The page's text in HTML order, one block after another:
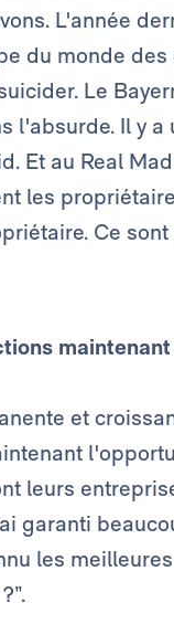
L'année
du monde
Le
l'absurde. Il y
Et au Real
les
Ce
et
leurs
garanti
les